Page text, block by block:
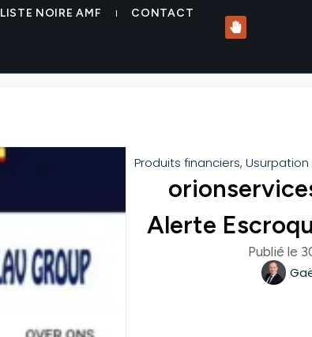
LISTE NOIRE AMF CONTACT
Produits financiers,Usurpation
Alerte
Publié le